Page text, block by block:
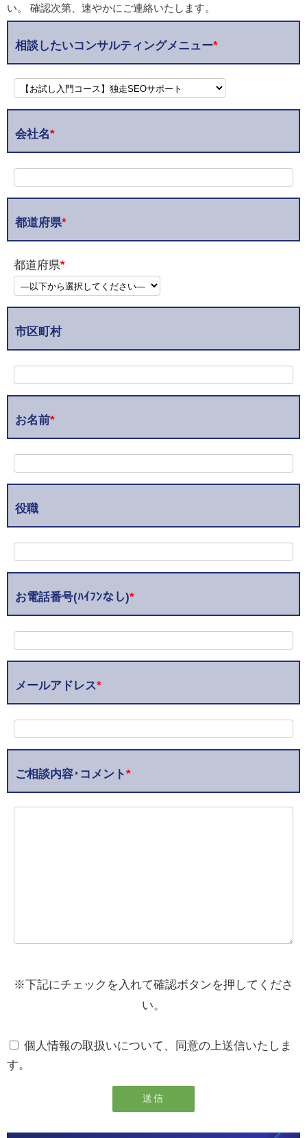
い。 確認次第、速やかにご連絡いたします。
相談したいコンサルティングメニュー*
会社名*
都道府県*
都道府県*
市区町村
お名前*
役職
お電話番号(ﾊｲﾌﾝなし)*
メールアドレス*
ご相談内容･コメント*
※下記にチェックを入れて確認ボタンを押してくださ
い。
個人情報の取扱いについて、同意の上送信いたしま
す。